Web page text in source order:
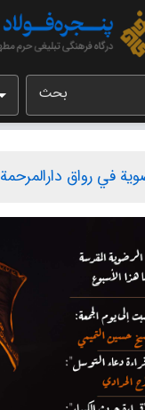
بحث
في رواق دارالمرحمة